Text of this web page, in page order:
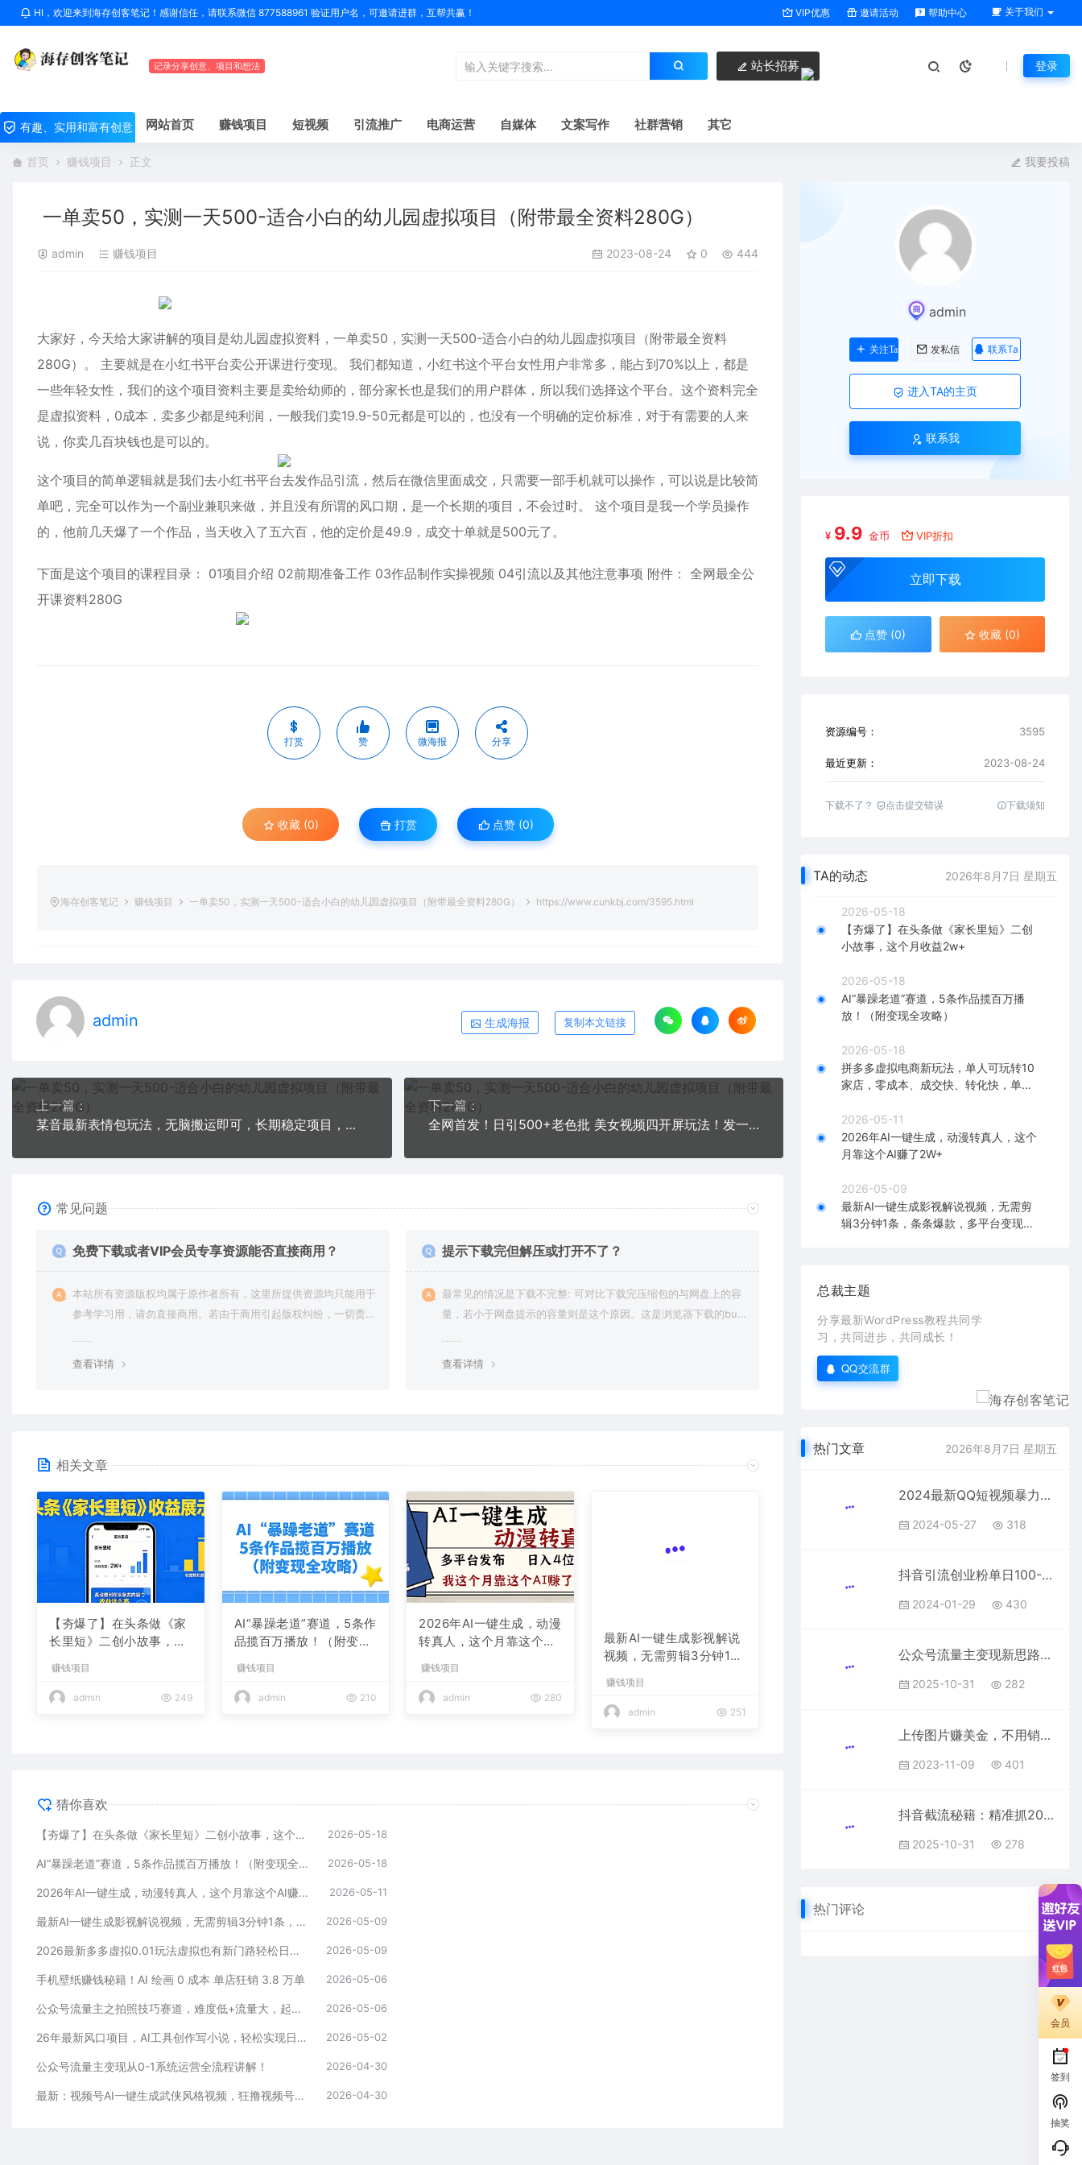
HI，欢迎来到海存创客笔记！感谢信任，请联系微信 877588961 验证用户名，可邀请进群，互帮共赢！ VIP优惠 邀请活动 帮助中心 关于我们
记录分享创意、项目和想法 站长招募 登录
有趣、实用和富有创意 网站首页 赚钱项目 短视频 引流推广 电商运营 自媒体 文案写作 社群营销 其它
首页 赚钱项目 正文 我要投稿
一单卖50，实测一天500-适合小白的幼儿园虚拟项目（附带最全资料280G）
admin 赚钱项目 2023-08-24 0 444
大家好，今天给大家讲解的项目是幼儿园虚拟资料，一单卖50，实测一天500-适合小白的幼儿园虚拟项目（附带最全资料
280G）。 主要就是在小红书平台卖公开课进行变现。 我们都知道，小红书这个平台女性用户非常多，能占到70%以上，都是
一些年轻女性，我们的这个项目资料主要是卖给幼师的，部分家长也是我们的用户群体，所以我们选择这个平台。这个资料完全
是虚拟资料，0成本，卖多少都是纯利润，一般我们卖19.9-50元都是可以的，也没有一个明确的定价标准，对于有需要的人来
说，你卖几百块钱也是可以的。
这个项目的简单逻辑就是我们去小红书平台去发作品引流，然后在微信里面成交，只需要一部手机就可以操作，可以说是比较简
单吧，完全可以作为一个副业兼职来做，并且没有所谓的风口期，是一个长期的项目，不会过时。 这个项目是我一个学员操作
的，他前几天爆了一个作品，当天收入了五六百，他的定价是49.9，成交十单就是500元了。
下面是这个项目的课程目录： 01项目介绍 02前期准备工作 03作品制作实操视频 04引流以及其他注意事项 附件： 全网最全公
开课资料280G
打赏 赞 微海报 分享
收藏 (0) 打赏 点赞 (0)
海存创客笔记 赚钱项目 一单卖50，实测一天500-适合小白的幼儿园虚拟项目（附带最全资料280G） https://www.cunkbj.com/3595.html
admin 生成海报 复制本文链接
上一篇：
某音最新表情包玩法，无脑搬运即可，长期稳定项目，日入600+
下一篇：
全网首发！日引500+老色批 美女视频四开屏玩法！发一个爆一个
常见问题
免费下载或者VIP会员专享资源能否直接商用？
本站所有资源版权均属于原作者所有，这里所提供资源均只能用于
参考学习用，请勿直接商用。若由于商用引起版权纠纷，一切责任
查看详情
提示下载完但解压或打开不了？
最常见的情况是下载不完整: 可对比下载完压缩包的与网盘上的容
量，若小于网盘提示的容量则是这个原因。这是浏览器下载的bu
查看详情
相关文章
【夯爆了】在头条做《家
长里短》二创小故事，这
赚钱项目
admin 249
AI“暴躁老道”赛道，5条作
品揽百万播放！（附变现
赚钱项目
admin 210
2026年AI一键生成，动漫
转真人，这个月靠这个AI
赚钱项目
admin 280
最新AI一键生成影视解说
视频，无需剪辑3分钟1
现日入2000+
赚钱项目
admin 251
猜你喜欢
【夯爆了】在头条做《家长里短》二创小故事，这个月收益2w+ 2026-05-18
AI“暴躁老道”赛道，5条作品揽百万播放！（附变现全攻略） 2026-05-18
2026年AI一键生成，动漫转真人，这个月靠这个AI赚了2W+ 2026-05-11
最新AI一键生成影视解说视频，无需剪辑3分钟1条，条条爆款，多平台变现日入2000+ 2026-05-09
2026最新多多虚拟0.01玩法虚拟也有新门路轻松日入2500! 2026-05-09
手机壁纸赚钱秘籍！AI 绘画 0 成本 单店狂销 3.8 万单 2026-05-06
公众号流量主之拍照技巧赛道，难度低+流量大，起号第一篇就爆了10w阅读！ 2026-05-06
26年最新风口项目，AI工具创作写小说，轻松实现日入1000+ 2026-05-02
公众号流量主变现从0-1系统运营全流程讲解！ 2026-04-30
最新：视频号AI一键生成武侠风格视频，狂撸视频号分成收益，学完轻松日入1000+ 2026-04-30
admin
关注Ta 发私信 联系Ta
进入TA的主页
联系我
¥ 9.9 金币 VIP折扣
立即下载
点赞 (0) 收藏 (0)
资源编号： 3595
最近更新： 2023-08-24
下载不了？ 点击提交错误 下载须知
TA的动态 2026年8月7日 星期五
2026-05-18
【夯爆了】在头条做《家长里短》二创
小故事，这个月收益2w+
2026-05-18
AI“暴躁老道”赛道，5条作品揽百万播
放！（附变现全攻略）
2026-05-18
拼多多虚拟电商新玩法，单人可玩转10
家店，零成本、成交快、转化快，单店
2026-05-11
2026年AI一键生成，动漫转真人，这个
月靠这个AI赚了2W+
2026-05-09
最新AI一键生成影视解说视频，无需剪
辑3分钟1条，条条爆款，多平台变现日
总裁主题
分享最新WordPress教程共同学
习，共同进步，共同成长！
QQ交流群
热门文章 2026年8月7日 星期五
2024最新QQ短视频暴力玩法，利用AI工具，无脑一键搬运，日入1000+
2024-05-27 318
抖音引流创业粉单日100-300创业粉
2024-01-29 430
公众号流量主变现新思路：加个AI工具，日入2000+还能天天出爆款
2025-10-31 282
上传图片赚美金，不用销售发货躺赚被动收入
2023-11-09 401
抖音截流秘籍：精准抓200+创业粉/天，零封号风险，独家教程限时领
2025-10-31 278
热门评论
会员
签到
抽奖